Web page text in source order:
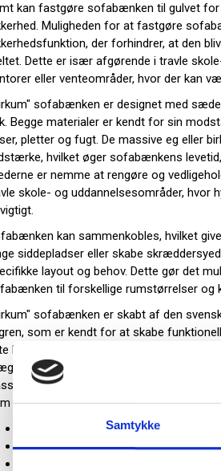
Samtykke
kan fastgøre sofabænken til gulvet
Muligheden for at fastgøre
der forhindrer, at den
Dette er især afgørende i travle
eller venteområder, hvor der kan
sofabænken er designet med
Begge materialer er kendt for sin
pletter og fugt. De massive eg eller
hvilket øger sofabænkens
er nemme at rengøre og
skole- og uddannelsesområder, hvor
kan sammenkobles, hvilket
siddepladser eller skabe
layout og behov. Dette gør det
til forskellige rumstørrelser og
sofabænken er skabt af den
som er kendt for at skabe
kombinerer enkelhed med holdbarhed.
af et tidløst udtryk, der passer godt
indretninger. Sofabænken lever op
garanterer, at sofabænken er testet
Model: 60 grader